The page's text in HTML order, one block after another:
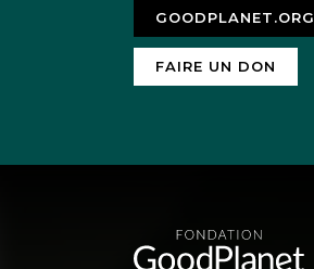
GOODPLANET.ORG
FAIRE UN DON